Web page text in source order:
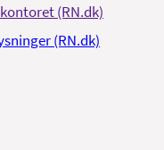
(RN.dk)
(RN.dk)